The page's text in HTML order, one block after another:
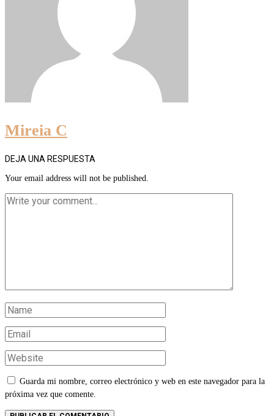
Mireia C
DEJA UNA RESPUESTA
Your email address will not be published.
Guarda mi nombre, correo electrónico y web en este navegador para la
próxima vez que comente.